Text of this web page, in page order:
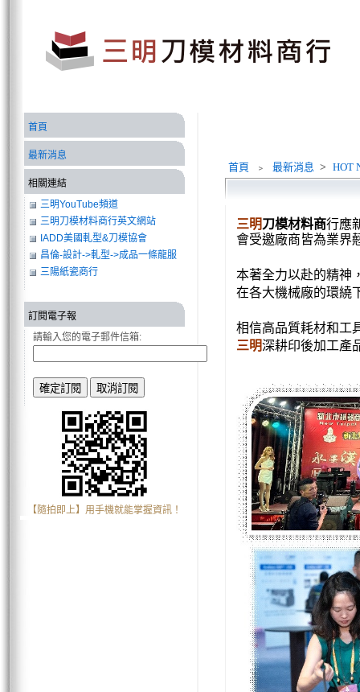
首頁 ﹥ 最新消息 > HOT
三明刀模材料商行應
會受邀廠商皆為業界
本著全力以赴的精神
在各大機械廠的環繞
相信高品質耗材和工
三明深耕印後加工產
首頁
最新消息
相關連結
三明YouTube頻道
三明刀模材料商行英文網站
IADD美國軋型&刀模協會
昌倫-設計->軋型->成品一條龍服
務
三陽紙瓷商行
訂閱電子報
請輸入您的電子郵件信箱:
【隨拍即上】用手機就能掌握資訊！